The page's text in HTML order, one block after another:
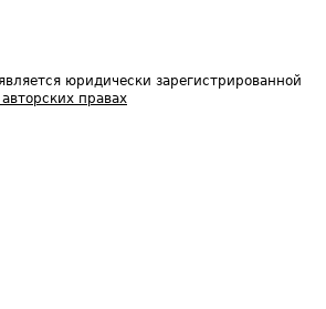
юридически зарегистрированной
правах